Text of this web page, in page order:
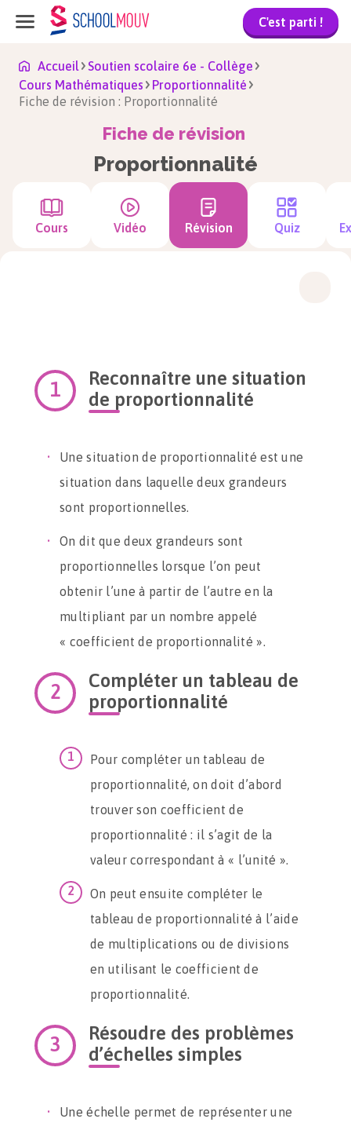
C'est parti !
Accueil
Soutien scolaire 6e - Collège
Cours Mathématiques
Proportionnalité
Fiche de révision : Proportionnalité
Fiche de révision
Proportionnalité
Cours Vidéo Révision Quiz
Reconnaître une situation
de proportionnalité
Une situation de proportionnalité est une
situation dans laquelle deux grandeurs
sont proportionnelles.
On dit que deux grandeurs sont
proportionnelles lorsque l’on peut
obtenir l’une à partir de l’autre en la
multipliant par un nombre appelé
« coefficient de proportionnalité ».
Compléter un tableau de
proportionnalité
Pour compléter un tableau de
proportionnalité, on doit d’abord
trouver son coefficient de
proportionnalité : il s’agit de la
valeur correspondant à « l’unité ».
On peut ensuite compléter le
tableau de proportionnalité à l’aide
de multiplications ou de divisions
en utilisant le coefficient de
proportionnalité.
Résoudre des problèmes
d’échelles simples
Une échelle permet de représenter une